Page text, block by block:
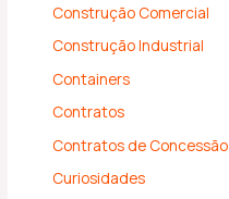
Construção Comercial
Construção Industrial
Containers
Contratos
Contratos de Concessão
Curiosidades